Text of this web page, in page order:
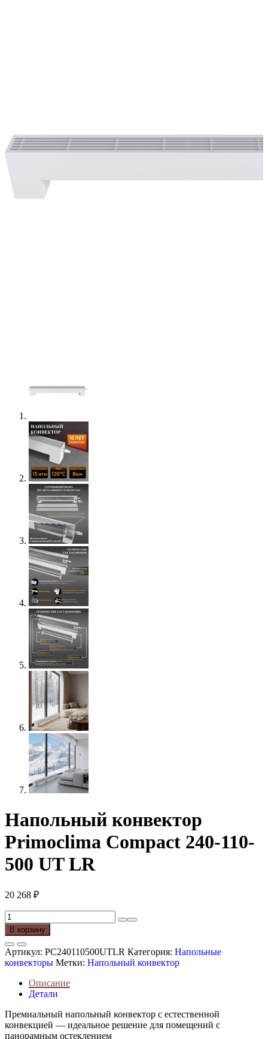
Напольный конвектор
Primoclima Compact 240-110-
500 UT LR
20 268 ₽
Количество
товара
Напольный
конвектор
Primoclima
Compact
240-
110-
UT
LR
В корзину
Артикул: PC240110500UTLR Категория: Напольные
конвекторы Метки: Напольный конвектор
Описание
Детали
Премиальный напольный конвектор с естественной
конвекцией — идеальное решение для помещений с
панорамным остеклением